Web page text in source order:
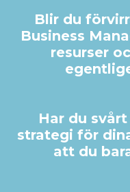
Blir du
Business
resurser
Har du
strategi för
att du